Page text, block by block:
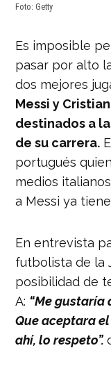
Foto: Getty
Es imposible
pasar por alto
dos mejores
Messi y
destinados a
de su carrera.
portugués
medios
a Messi ya
En entrevista
futbolista de la
posibilidad de
A: “Me gustaría
Que aceptara
ahí, lo respeto”.